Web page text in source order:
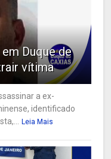
Duque de
vítima
a ex-
identificado
Leia Mais